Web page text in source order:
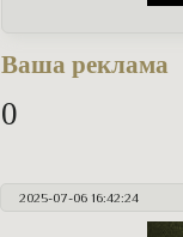
Ваша реклама
0
2025-07-06 16:42:24